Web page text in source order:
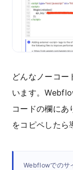
どんなノーコ
います。
コードの欄にあ
をコピペしたら
Webflowでのサ